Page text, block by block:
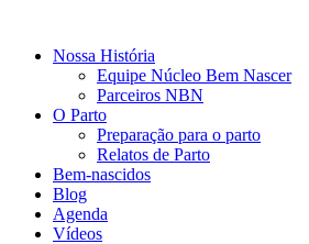
Nossa História
Equipe Núcleo Bem Nascer
Parceiros NBN
O Parto
Preparação para o parto
Relatos de Parto
Bem-nascidos
Blog
Agenda
Vídeos